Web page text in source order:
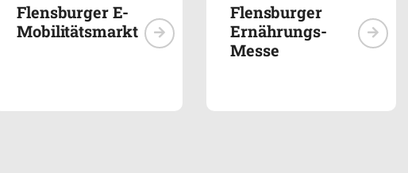
Flensburger E-
Mobilitätsmarkt
Flensburger
Ernährungs-
Messe